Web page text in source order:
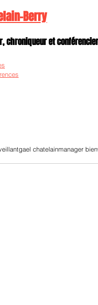
Berry
chroniqueur et
gael chatelainmanager